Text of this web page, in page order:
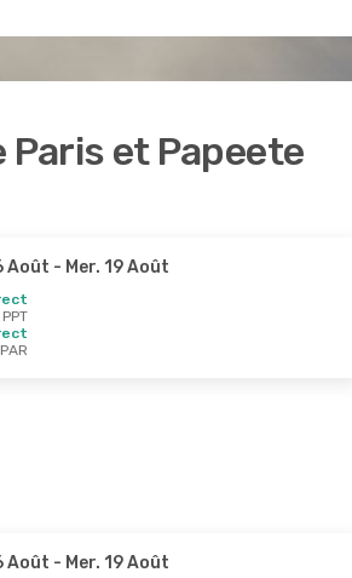
et Papeete
Août - Mer. 19 Août
Août - Mer. 19 Août